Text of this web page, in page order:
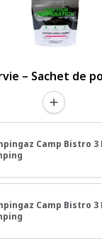
– Sachet de
Camp Bistro 3
Camp Bistro 3